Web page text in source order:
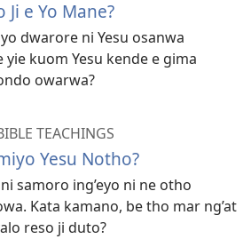
Ji e Yo Mane?
dwarore ni Yesu osanwa
yie kuom Yesu kende e gima
owarwa?
TEACHINGS
Yesu Notho?
samoro ing’eyo ni ne otho
Kata kamano, be tho mar ng’at
reso ji duto?